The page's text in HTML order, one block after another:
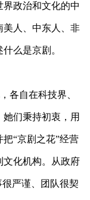
政治和文化的中
美人、中东人、非
么是京剧。
各自在科技界、
们秉持初衷，用
“京剧之花”经营
文化机构。从政府
严谨、团队很契